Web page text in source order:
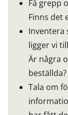
Få grepp
Finns det
Inventera
ligger vi
Är några
beställda?
Tala om